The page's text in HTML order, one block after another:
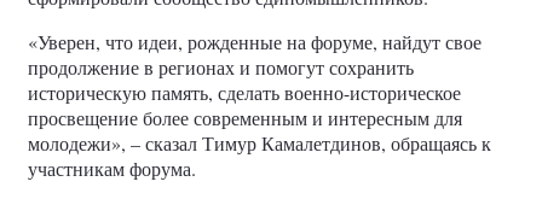
«Уверен, что идеи, рожденные на форуме, найдут свое
продолжение в регионах и помогут сохранить
историческую память, сделать военно-историческое
просвещение более современным и интересным для
молодежи», – сказал Тимур Камалетдинов, обращаясь к
участникам форума.